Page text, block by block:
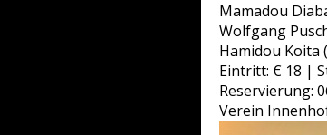
Mamadou
Wolfgang
Hamidou Koita
Eintritt: € 18 |
Reservierung:
Verein